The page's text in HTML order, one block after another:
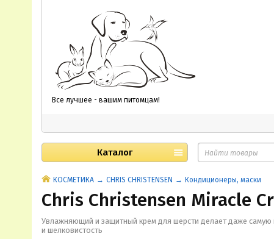
Все лучшее - вашим питомцам!
Каталог
КОСМЕТИКА CHRIS CHRISTENSEN Кондиционеры, маски
Chris Christensen Miracle
Увлажняющий и защитный крем для шерсти делает даже
и шелковистость